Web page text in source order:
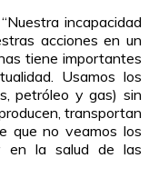
incapacidad
acciones en un
tiene importantes
Usamos los
petróleo y gas) sin
transportan
que no veamos los
en la salud de las